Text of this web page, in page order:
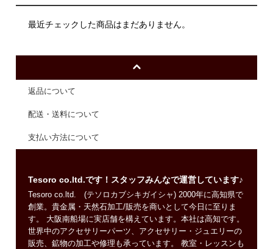
最近チェックした商品はまだありません。
返品について
配送・送料について
支払い方法について
Tesoro co.ltd.です！スタッフみんなで運営しています♪
Tesoro co.ltd. (テソロカブシキガイシャ) 2000年に高知県で
創業。貴金属・天然石加工/販売を商いとして今日に至りま
す。 大阪南船場に実店舗を構えています。本社は高知です。
世界中のアクセサリーパーツ、アクセサリー・ジュエリーの
販売、鉱物の加工や修理も承っています。 教室・レッスンも